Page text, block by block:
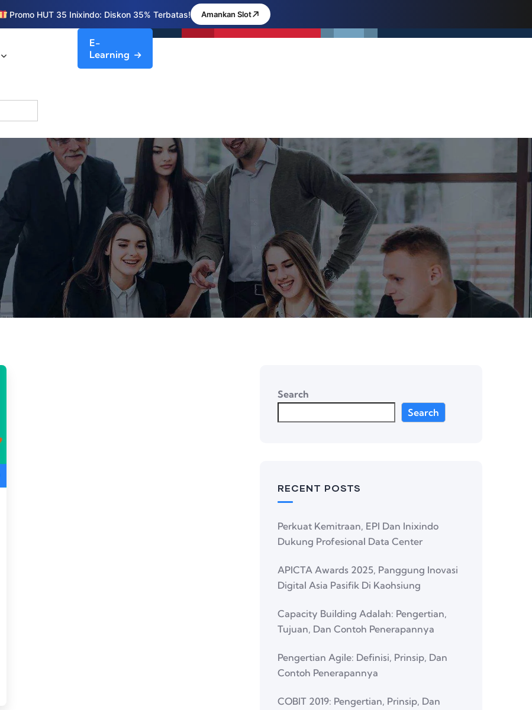
Promo HUT 35 Inixindo: Diskon 35% Terbatas! Amankan Slot
E-
Learning
Search
Search
RECENT POSTS
Perkuat Kemitraan, EPI Dan Inixindo
Dukung Profesional Data Center
APICTA Awards 2025, Panggung Inovasi
Digital Asia Pasifik Di Kaohsiung
Capacity Building Adalah: Pengertian,
Tujuan, Dan Contoh Penerapannya
Pengertian Agile: Definisi, Prinsip, Dan
Contoh Penerapannya
COBIT 2019: Pengertian, Prinsip, Dan